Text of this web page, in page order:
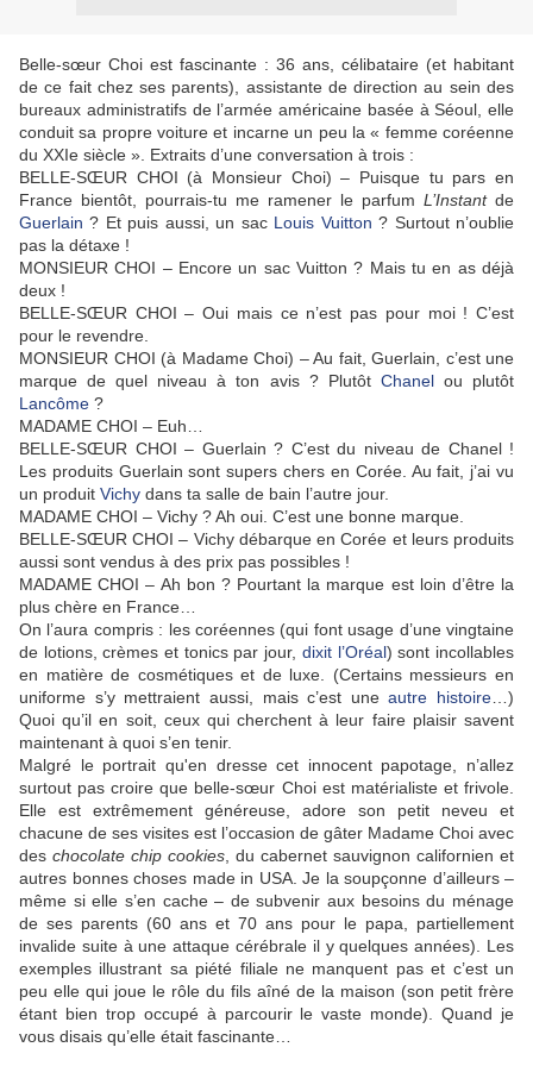
Belle-sœur Choi est fascinante : 36 ans, célibataire (et habitant
de ce fait chez ses parents), assistante de direction au sein des
bureaux administratifs de l’armée américaine basée à Séoul, elle
conduit sa propre voiture et incarne un peu la « femme coréenne
du XXIe siècle ». Extraits d’une conversation à trois :
BELLE-SŒUR CHOI (à Monsieur Choi) – Puisque tu pars en
France bientôt, pourrais-tu me ramener le parfum L’Instantde
Guerlain ? Et puis aussi, un sac Louis Vuitton ? Surtout n’oublie
pas la détaxe !
MONSIEUR CHOI – Encore un sac Vuitton ? Mais tu en as déjà
deux !
BELLE-SŒUR CHOI – Oui mais ce n’est pas pour moi ! C’est
pour le revendre.
MONSIEUR CHOI (à Madame Choi) – Au fait, Guerlain, c’est une
marque de quel niveau à ton avis ? Plutôt Chanelou plutôt
Lancôme ?
MADAME CHOI – Euh…
BELLE-SŒUR CHOI – Guerlain ? C’est du niveau de Chanel !
Les produits Guerlain sont supers chers en Corée. Au fait, j’ai vu
un produit Vichy dans ta salle de bain l’autre jour.
MADAME CHOI – Vichy ? Ah oui. C’est une bonne marque.
BELLE-SŒUR CHOI – Vichy débarque en Corée et leurs produits
aussi sont vendus à des prix pas possibles !
MADAME CHOI – Ah bon ? Pourtant la marque est loin d’être la
plus chère en France…
On l’aura compris : les coréennes (qui font usage d’une vingtaine
de lotions, crèmes et tonics par jour, dixit l’Oréal) sont incollables
en matière de cosmétiques et de luxe. (Certains messieurs en
uniforme s’y mettraient aussi, mais c’est uneautre histoire …)
Quoi qu’il en soit, ceux qui cherchent à leur faire plaisir savent
maintenant à quoi s’en tenir.
Malgré le portrait qu'en dresse cet innocent papotage, n’allez
surtout pas croire que belle-sœur Choi est matérialiste et frivole.
Elle est extrêmement généreuse, adore son petit neveu et
chacune de ses visites est l’occasion de gâter Madame Choi avec
des chocolate chip cookies , du cabernet sauvignon californien et
autres bonnes choses made in USA. Je la soupçonne d’ailleurs –
même si elle s’en cache – de subvenir aux besoins du ménage
de ses parents (60 ans et 70 ans pour le papa, partiellement
invalide suite à une attaque cérébrale il y quelques années). Les
exemples illustrant sa piété filiale ne manquent pas et c’est un
peu elle qui joue le rôle du fils aîné de la maison (son petit frère
étant bien trop occupé à parcourir le vaste monde). Quand je
vous disais qu’elle était fascinante…